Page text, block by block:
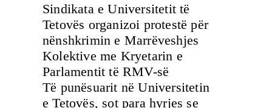
Sindikata e Universitetit të
Tetovës organizoi protestë për
nënshkrimin e Marrëveshjes
Kolektive me Kryetarin e
Parlamentit të RMV-së
Të punësuarit në Universitetin
e Tetovës, sot para hyrjes se